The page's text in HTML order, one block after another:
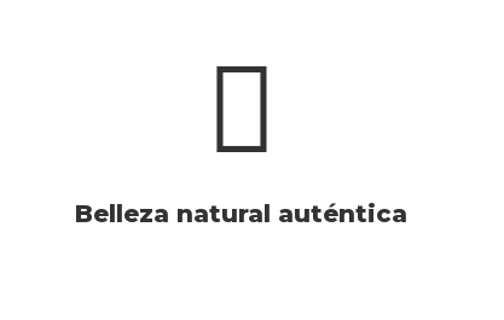
Belleza natural auténtica